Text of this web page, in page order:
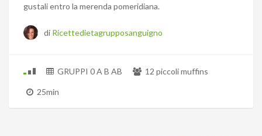
gustali entro la merenda pomeridiana.
di Ricettedietagrupposanguigno
GRUPPI 0 A B AB 12 piccoli muffins
25min